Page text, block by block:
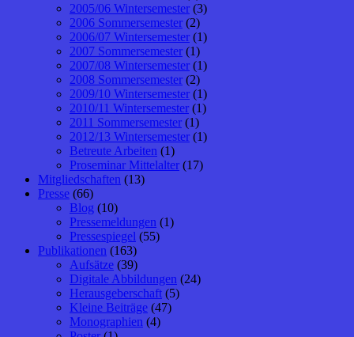
2005/06 Wintersemester (3)
2006 Sommersemester (2)
2006/07 Wintersemester (1)
2007 Sommersemester (1)
2007/08 Wintersemester (1)
2008 Sommersemester (2)
2009/10 Wintersemester (1)
2010/11 Wintersemester (1)
2011 Sommersemester (1)
2012/13 Wintersemester (1)
Betreute Arbeiten (1)
Proseminar Mittelalter (17)
Mitgliedschaften (13)
Presse (66)
Blog (10)
Pressemeldungen (1)
Pressespiegel (55)
Publikationen (163)
Aufsätze (39)
Digitale Abbildungen (24)
Herausgeberschaft (5)
Kleine Beiträge (47)
Monographien (4)